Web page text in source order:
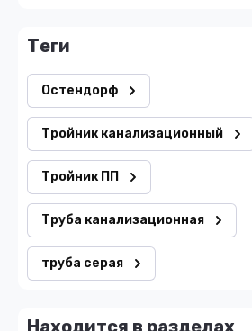
теги
Остендорф
Тройник канализационный
Тройник ПП
Труба канализационная
труба серая
Находится в разделах